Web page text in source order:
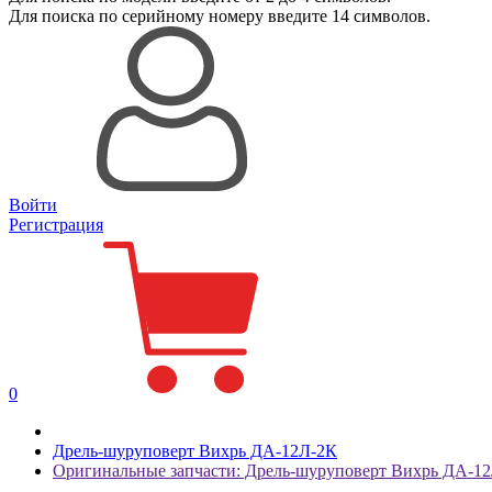
Для поиска по серийному номеру введите 14 символов.
Войти
Регистрация
0
Дрель-шуруповерт Вихрь ДА-12Л-2К
Оригинальные запчасти: Дрель-шуруповерт Вихрь ДА-